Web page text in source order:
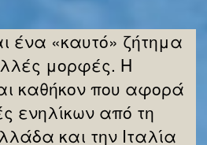
ένα «καυτό» ζήτημα
μορφές. Η
καθήκον που αφορά
ενηλίκων από τη
και την Ιταλία